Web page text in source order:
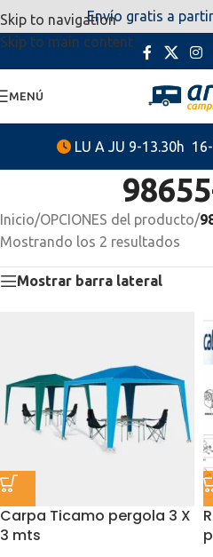
Skip to navigation
Skip to main content
estaremos disponibles.
MENÚ
LU A JU 9-13.30h
Inicio/OPCIONES del producto/
Mostrando los 2 resultados
Envío gratis a
Mostrar barra lateral
Carpa Ticamo pergola 3 X
3 mts